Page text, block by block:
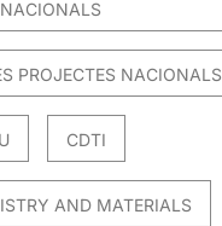
PROJECTES NACIONALS
CDTI
AND MATERIALS